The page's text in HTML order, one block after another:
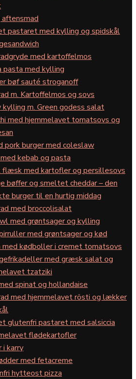
pastaret med kylling og spidskål
med kartoffelmos
pasta med kylling
bøf sauté stroganoff
m. Kartoffelmos og sovs
kylling m. Green godess salat
med hjemmelavet tomatsovs og
pork burger med coleslaw
kebab og pasta
med kartofler og persillesovs
bøffer og smeltet cheddar – den
burger til en hurtig middag
med broccolisalat
med grøntsager og kylling
med grøntsager og kød
med kødboller i cremet tomatsovs
med græsk salat og
tzatziki
spinat og hollandaise
med hjemmelavet rösti og lækker
glutenfri pastaret med salsiccia
flødekartofler
i karry
med fetacreme
hytteost pizza